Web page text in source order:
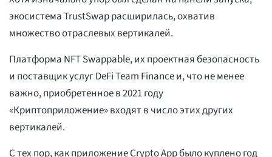
экосистема TrustSwap расширилась, охватив
множество отраслевых вертикалей.
Платформа NFT Swappable, их проектная безопасность
и поставщик услуг DeFi Team Finance и, что не менее
важно, приобретенное в 2021 году
«Криптоприложение» входят в число этих других
вертикалей.
С тех пор, как приложение Crypto App было куплено год